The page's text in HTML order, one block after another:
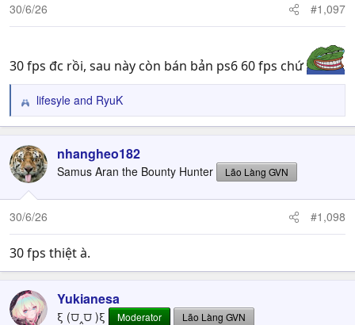
30/6/26 #1,097
30 fps đc rồi, sau này còn bán bản ps6 60 fps chứ
R
e
c
t
i
o
n
lifesyle and RyuK
nhangheo182
Samus Aran the Bounty Hunter Lão Làng GVN
30/6/26 #1,098
30 fps thiệt à.
Yukianesa
ξ (⩌‸⩌ )ξ Moderator Lão Làng GVN